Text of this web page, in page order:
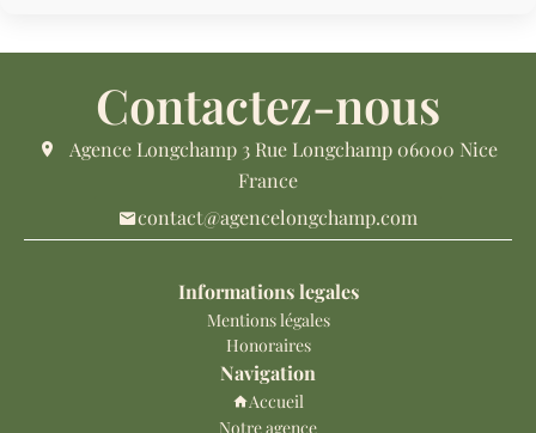
Contactez-nous
Agence Longchamp 3 Rue Longchamp 06000 Nice
France
contact@agencelongchamp.com
Informations legales
Mentions légales
Honoraires
Navigation
Accueil
Notre agence